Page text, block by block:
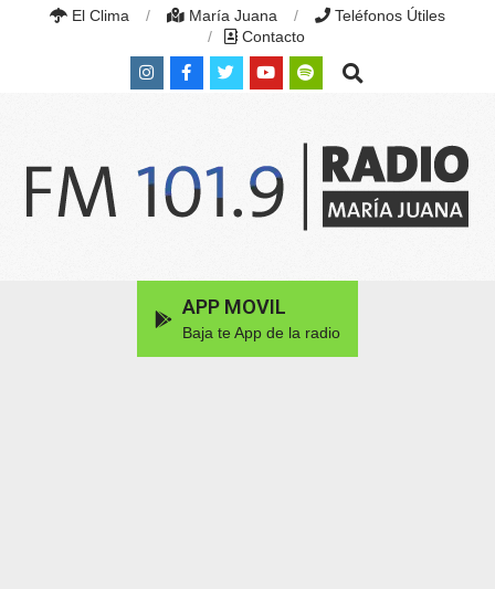
El Clima María Juana
Teléfonos Útiles
Contacto
Search
APP MOVIL
Baja te App de la radio